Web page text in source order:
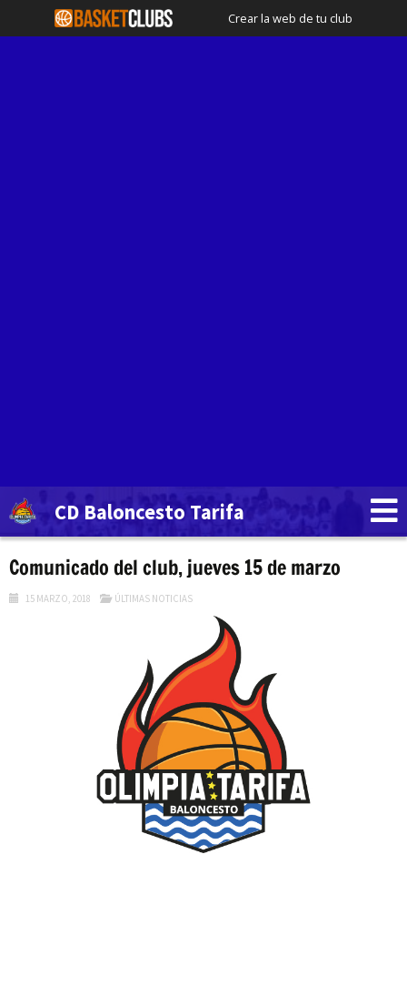
Crear la web de tu club
CD Baloncesto Tarifa
Comunicado del club, jueves 15 de marzo
15 MARZO, 2018 ÚLTIMAS NOTICIAS